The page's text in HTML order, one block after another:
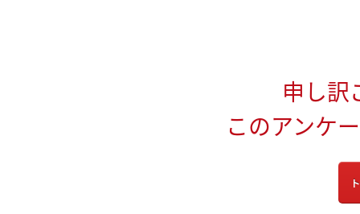
申し訳
このアンケ